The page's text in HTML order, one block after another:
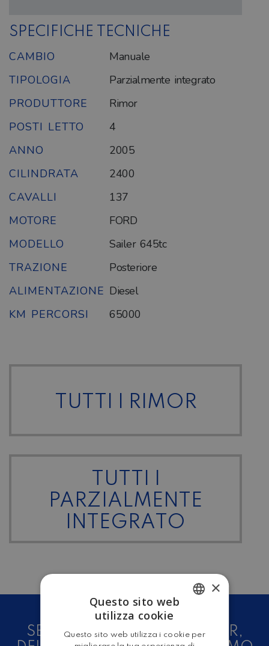
SPECIFICHE TECNICHE
CAMBIO
Manuale
TIPOLOGIA
Parzialmente integrato
PRODUTTORE
Rimor
POSTI LETTO
4
ANNO
2005
CILINDRATA
2400
CAVALLI
137
MOTORE
FORD
MODELLO
Sailer 645tc
TRAZIONE
Posteriore
ALIMENTAZIONE Diesel
KM PERCORSI
65000
TUTTI I RIMOR
TUTTI I
PARZIALMENTE
INTEGRATO
SEI UN AMANTE DEL CAMPER,
ENGLISH
×
Questo sito web
utilizza cookie
Questo sito web utilizza i cookie per